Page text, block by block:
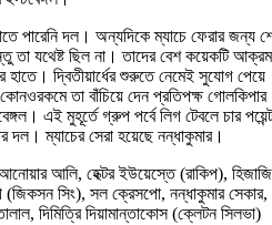
পারেনি দল। অন্যদিকে ম্যাচে ফেরার জন্য
তা যথেষ্ট ছিল না। তাদের বেশ কয়েকটি
হাতে। দ্বিতীয়ার্ধের শুরুতে নেমেই সুযোগ পেয়ে
তা বাঁচিয়ে দেন প্রতিপক্ষ
এই মুহূর্তে গ্রুপ পর্বে লিগ টেবলে চার
দল। ম্যাচের সেরা হয়েছে নন্ধাকুমার।
আলি, হেক্টর ইউয়েস্তে (রাকিপ), হিজাজি
(জিকসন সিং), সল ক্রেসপো, নন্ধাকুমার সেকার,
দিমিত্রি দিয়ামান্তাকোস (ক্লেটন সিলভা)